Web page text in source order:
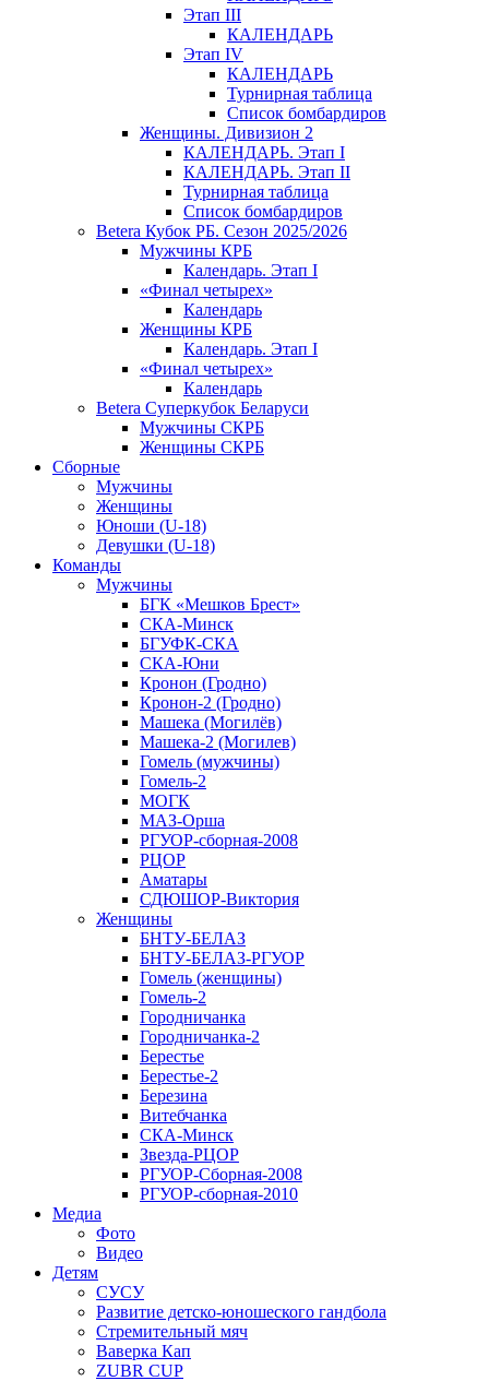
Этап III
КАЛЕНДАРЬ
Этап IV
КАЛЕНДАРЬ
Турнирная таблица
Список бомбардиров
Женщины. Дивизион 2
КАЛЕНДАРЬ. Этап I
КАЛЕНДАРЬ. Этап II
Турнирная таблица
Список бомбардиров
Betera Кубок РБ. Сезон 2025/2026
Мужчины КРБ
Календарь. Этап I
«Финал четырех»
Календарь
Женщины КРБ
Календарь. Этап I
«Финал четырех»
Календарь
Betera Суперкубок Беларуси
Мужчины СКРБ
Женщины СКРБ
Сборные
Мужчины
Женщины
Юноши (U-18)
Девушки (U-18)
Команды
Мужчины
БГК «Мешков Брест»
СКА-Минск
БГУФК-СКА
СКА-Юни
Кронон (Гродно)
Кронон-2 (Гродно)
Машека (Могилёв)
Машека-2 (Могилев)
Гомель (мужчины)
Гомель-2
МОГК
МАЗ-Орша
РГУОР-сборная-2008
РЦОР
Аматары
СДЮШОР-Виктория
Женщины
БНТУ-БЕЛАЗ
БНТУ-БЕЛАЗ-РГУОР
Гомель (женщины)
Гомель-2
Городничанка
Городничанка-2
Берестье
Берестье-2
Березина
Витебчанка
СКА-Минск
Звезда-РЦОР
РГУОР-Сборная-2008
РГУОР-сборная-2010
Медиа
Фото
Видео
Детям
СУСУ
Развитие детско-юношеского гандбола
Стремительный мяч
Ваверка Кап
ZUBR CUP